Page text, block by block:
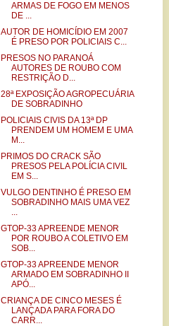
ARMAS DE FOGO EM MENOS
DE ...
AUTOR DE HOMICÍDIO EM 2007
É PRESO POR POLICIAIS C...
PRESOS NO PARANOÁ
AUTORES DE ROUBO COM
RESTRIÇÃO D...
28ª EXPOSIÇÃO AGROPECUÁRIA
DE SOBRADINHO
POLICIAIS CIVIS DA 13ª DP
PRENDEM UM HOMEM E UMA
M...
PRIMOS DO CRACK SÃO
PRESOS PELA POLÍCIA CIVIL
EM S...
VULGO DENTINHO É PRESO EM
SOBRADINHO MAIS UMA VEZ
...
GTOP-33 APREENDE MENOR
POR ROUBO A COLETIVO EM
SOB...
GTOP-33 APREENDE MENOR
ARMADO EM SOBRADINHO II
APÓ...
CRIANÇA DE CINCO MESES É
LANÇADA PARA FORA DO
CARR...